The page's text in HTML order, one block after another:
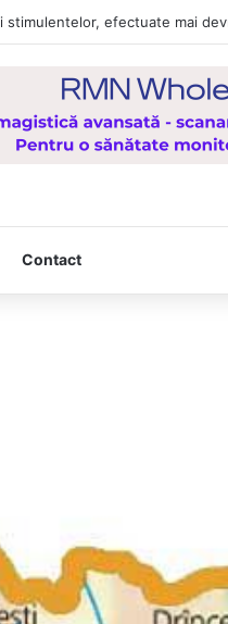
de la Mănăstirea Hadâmbu
Contact